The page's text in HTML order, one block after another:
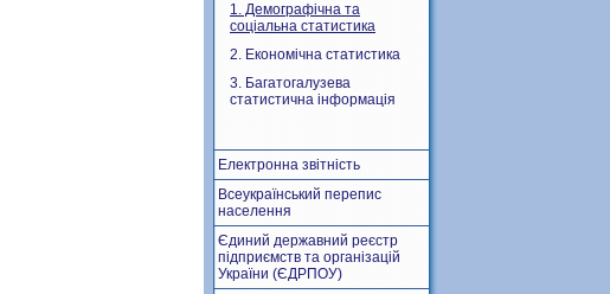
1. Демографічна та
соціальна статистика
2. Економічна статистика
3. Багатогалузева
статистична інформація
Електронна звітність
Всеукраїнський перепис
населення
Єдиний державний реєстр
підприємств та організацій
України (ЄДРПОУ)